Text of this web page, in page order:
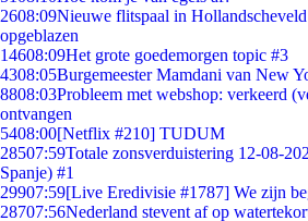
2608:09Nieuwe flitspaal in
opgeblazen
14608:09Het grote goedemorgen topic #3
4308:05Burgemeester Mamdani van New
8808:03Probleem met webshop: verkeerd
ontvangen
5408:00[Netflix #210] TUDUM
28507:59Totale zonsverduistering 12-08-
Spanje) #1
29907:59[Live Eredivisie #1787] We zijn
28707:56Nederland stevent af op